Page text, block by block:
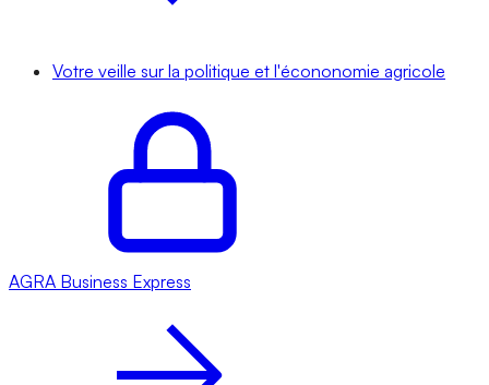
Votre veille sur la politique et l'écononomie agricole
AGRA Business Express